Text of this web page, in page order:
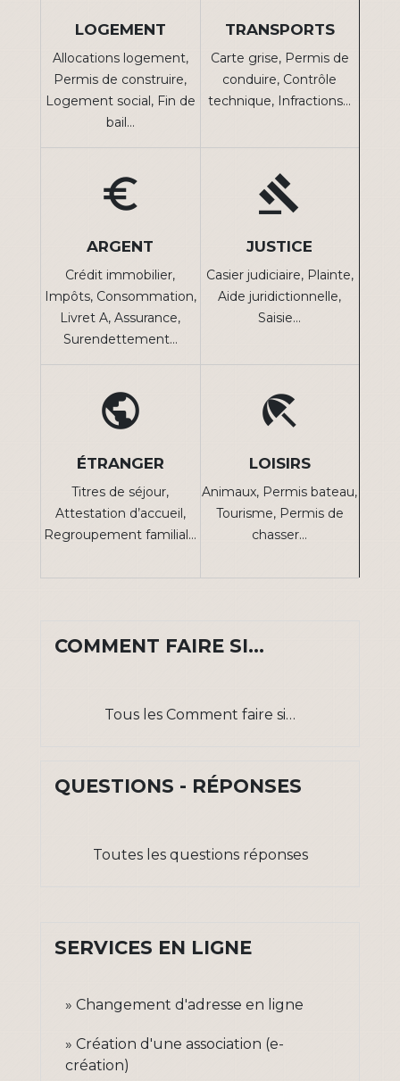
LOGEMENT
Allocations logement,
Permis de construire,
Logement social, Fin de
bail…
TRANSPORTS
Carte grise, Permis de
conduire, Contrôle
technique, Infractions…
euro_symbol
ARGENT
Crédit immobilier,
Impôts, Consommation,
Livret A,Assurance,
Surendettement…
gavel
JUSTICE
Casier judiciaire, Plainte,
Aide juridictionnelle,
Saisie…
public
ÉTRANGER
Titres de séjour,
Attestation d’accueil,
Regroupement familial…
beach_access
LOISIRS
Animaux, Permis bateau,
Tourisme, Permis de
chasser…
COMMENT FAIRE SI…
Tous les Comment faire si…
QUESTIONS - RÉPONSES
Toutes les questions réponses
SERVICES EN LIGNE
Changement d'adresse en ligne
Création d'une association (e-
création)